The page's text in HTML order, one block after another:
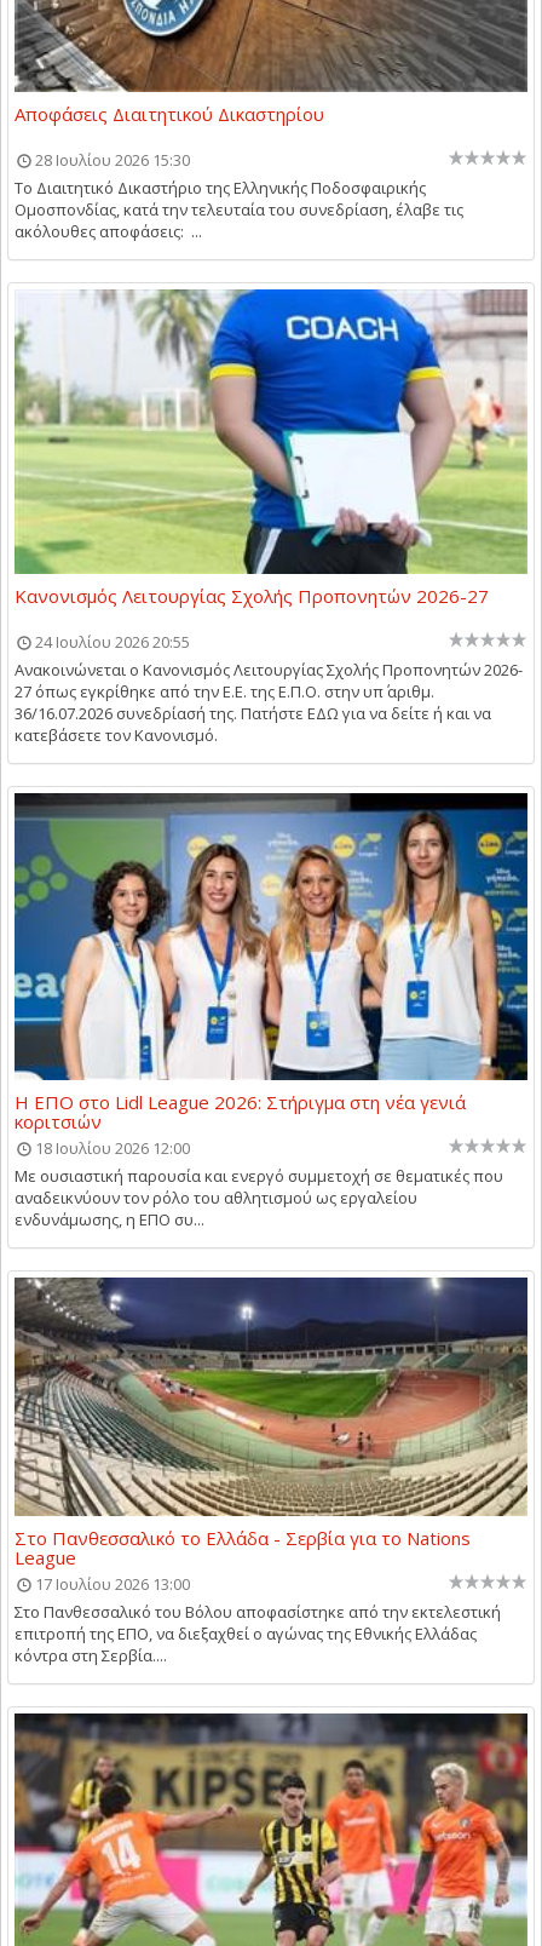
Αποφάσεις Διαιτητικού Δικαστηρίου
28 Ιουλίου 2026 15:30
Το Διαιτητικό Δικαστήριο της Ελληνικής Ποδοσφαιρικής
Ομοσπονδίας, κατά την τελευταία του συνεδρίαση, έλαβε τις
ακόλουθες αποφάσεις: ...
Κανονισμός Λειτουργίας Σχολής Προπονητών 2026-27
24 Ιουλίου 2026 20:55
Ανακοινώνεται ο Κανονισμός Λειτουργίας Σχολής Προπονητών 2026-
27 όπως εγκρίθηκε από την Ε.Ε. της Ε.Π.Ο. στην υπ΄ αριθμ.
36/16.07.2026 συνεδρίασή της. Πατήστε ΕΔΩ για να δείτε ή και να
κατεβάσετε τον Κανονισμό.
Η ΕΠΟ στο Lidl League 2026: Στήριγμα στη νέα γενιά
κοριτσιών
18 Ιουλίου 2026 12:00
Με ουσιαστική παρουσία και ενεργό συμμετοχή σε θεματικές που
αναδεικνύουν τον ρόλο του αθλητισμού ως εργαλείου
ενδυνάμωσης, η ΕΠΟ συ...
Στο Πανθεσσαλικό το Ελλάδα - Σερβία για το Nations
League
17 Ιουλίου 2026 13:00
Στο Πανθεσσαλικό του Βόλου αποφασίστηκε από την εκτελεστική
επιτροπή της ΕΠΟ, να διεξαχθεί ο αγώνας της Εθνικής Ελλάδας
κόντρα στη Σερβία....